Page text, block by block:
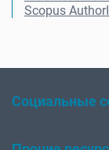
Scopus
Социальные